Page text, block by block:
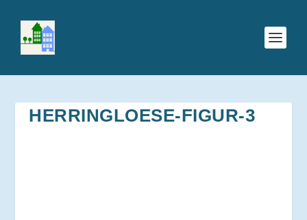
HERRINGLOESE-FIGUR-3